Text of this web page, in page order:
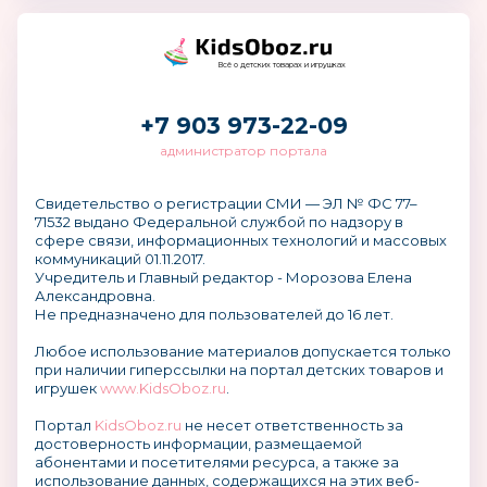
Всё о детских товарах и игрушках
+7 903 973-22-09
администратор портала
Свидетельство о регистрации СМИ — ЭЛ № ФС 77–
71532 выдано Федеральной службой по надзору в
сфере связи, информационных технологий и массовых
коммуникаций 01.11.2017.
Учредитель и Главный редактор - Морозова Елена
Александровна.
Не предназначено для пользователей до 16 лет.
Любое использование материалов допускается только
при наличии гиперссылки на портал детских товаров и
игрушекwww.KidsOboz.ru
Портал KidsOboz.ru не несет ответственность за
достоверность информации, размещаемой
абонентами и посетителями ресурса, а также за
использование данных, содержащихся на этих веб-